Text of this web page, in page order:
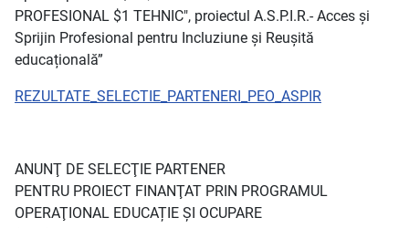
PROFESIONAL $1 TEHNIC", proiectul A.S.P.I.R.- Acces și
Sprijin Profesional pentru Incluziune și Reușită
educațională”
REZULTATE_SELECTIE_PARTENERI_PEO_ASPIR
ANUNŢ DE SELECŢIE PARTENER
PENTRU PROIECT FINANŢAT PRIN PROGRAMUL
OPERAŢIONAL EDUCAȚIE ȘI OCUPARE